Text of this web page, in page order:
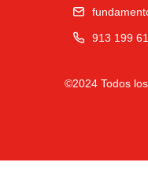
913 199
©2024 Todos